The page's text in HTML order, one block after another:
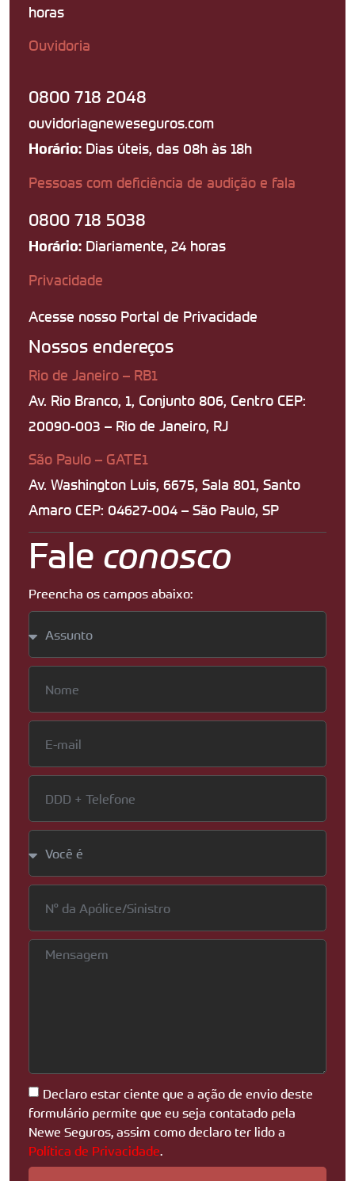
horas
Ouvidoria
0800 718 2048
ouvidoria@neweseguros.com
Horário: Dias úteis, das 08h às 18h
Pessoas com deficiência de audição e fala
0800 718 5038
Horário: Diariamente, 24 horas
Privacidade
Acesse nosso Portal de Privacidade
Nossos endereços
Rio de Janeiro – RB1
Av. Rio Branco, 1, Conjunto 806, Centro CEP:
20090-003 – Rio de Janeiro, RJ
São Paulo – GATE1
Av. Washington Luis, 6675, Sala 801, Santo
Amaro CEP: 04627-004 – São Paulo, SP
Fale conosco
Preencha os campos abaixo:
Declaro estar ciente que a ação de envio deste
formulário permite que eu seja contatado pela
Newe Seguros, assim como declaro ter lido a
Política de Privacidade.